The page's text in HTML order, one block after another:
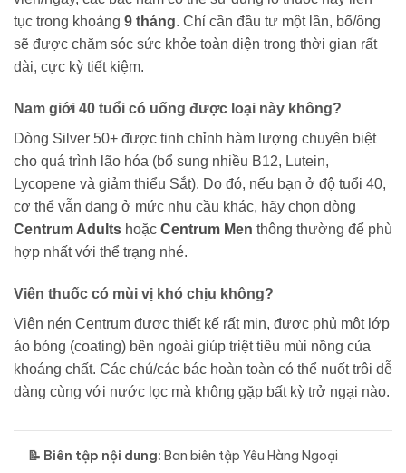
tục trong khoảng 9 tháng. Chỉ cần đầu tư một lần, bố/ông
sẽ được chăm sóc sức khỏe toàn diện trong thời gian rất
dài, cực kỳ tiết kiệm.
Nam giới 40 tuổi có uống được loại này không?
Dòng Silver 50+ được tinh chỉnh hàm lượng chuyên biệt
cho quá trình lão hóa (bổ sung nhiều B12, Lutein,
Lycopene và giảm thiểu Sắt). Do đó, nếu bạn ở độ tuổi 40,
cơ thể vẫn đang ở mức nhu cầu khác, hãy chọn dòng
Centrum Adults hoặc Centrum Men thông thường để phù
hợp nhất với thể trạng nhé.
Viên thuốc có mùi vị khó chịu không?
Viên nén Centrum được thiết kế rất mịn, được phủ một lớp
áo bóng (coating) bên ngoài giúp triệt tiêu mùi nồng của
khoáng chất. Các chú/các bác hoàn toàn có thể nuốt trôi dễ
dàng cùng với nước lọc mà không gặp bất kỳ trở ngại nào.
📝 Biên tập nội dung: Ban biên tập Yêu Hàng Ngoại